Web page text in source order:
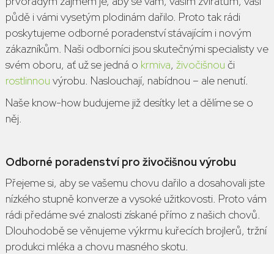
půdě i vámi vysetým plodinám dařilo. Proto tak rádi
poskytujeme odborné poradenství stávajícím i novým
zákazníkům. Naši odborníci jsou skutečnými specialisty ve
svém oboru, ať už se jedná o krmiva, živočišnou či
rostlinnou výrobu. Naslouchají, nabídnou – ale nenutí.
Naše know-how budujeme již desítky let a dělíme se o
něj.
Odborné poradenství pro živočišnou výrobu
Přejeme si, aby se vašemu chovu dařilo a dosahovali jste
nízkého stupně konverze a vysoké užitkovosti. Proto vám
rádi předáme své znalosti získané přímo z našich chovů.
Dlouhodobě se věnujeme výkrmu kuřecích brojlerů, tržní
produkci mléka a chovu masného skotu.